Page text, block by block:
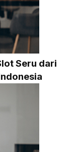
Seru dari